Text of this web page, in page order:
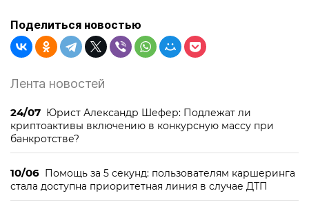
Поделиться новостью
Лента новостей
24/07 Юрист Александр Шефер: Подлежат ли
криптоактивы включению в конкурсную массу при
банкротстве?
10/06 Помощь за 5 секунд: пользователям каршеринга
стала доступна приоритетная линия в случае ДТП